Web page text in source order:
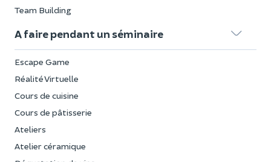
Team Building
A faire pendant un séminaire
Escape Game
Réalité Virtuelle
Cours de cuisine
Cours de pâtisserie
Ateliers
Atelier céramique